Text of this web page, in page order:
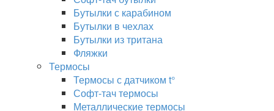
Бутылки с карабином
Бутылки в чехлах
Бутылки из тритана
Фляжки
Термосы
Термосы с датчиком t°
Софт-тач термосы
Металлические термосы